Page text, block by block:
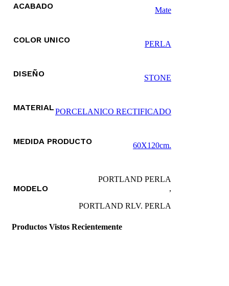
ACABADO Mate
COLOR UNICO PERLA
DISEÑO STONE
MATERIALPORCELANICO RECTIFICADO
MEDIDA PRODUCTO 60X120cm.
MODELO
PORTLAND PERLA
,
PORTLAND RLV. PERLA
Productos Vistos Recientemente